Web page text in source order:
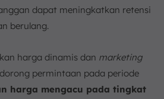
dapat meningkatkan retensi
berulang.
harga dinamis dan marketing
permintaan pada periode
harga mengacu pada tingkat